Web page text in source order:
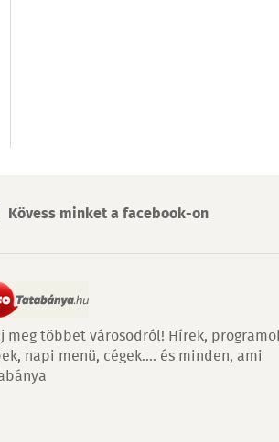
Kövess minket a facebook-on
meg többet városodról! Hírek,
napi menü, cégek…. és minden, ami